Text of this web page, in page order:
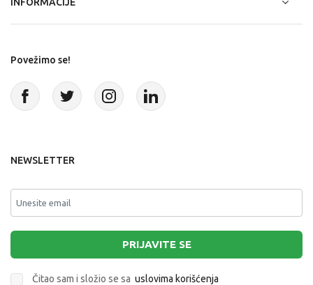
INFORMACIJE
Povežimo se!
NEWSLETTER
PRIJAVITE SE
Čitao sam i složio se sa uslovima korišćenja